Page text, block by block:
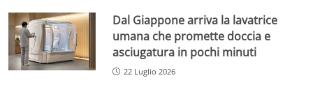
Dal Giappone arriva la lavatrice
umana che promette doccia e
asciugatura in pochi minuti
22 Luglio 2026